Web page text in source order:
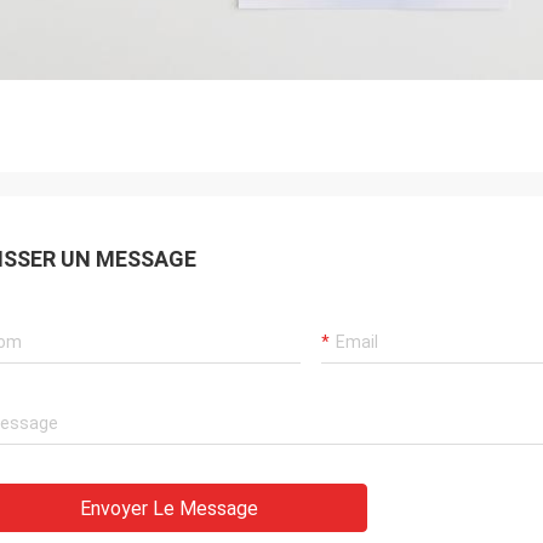
UN MESSAGE
Envoyer Le Message